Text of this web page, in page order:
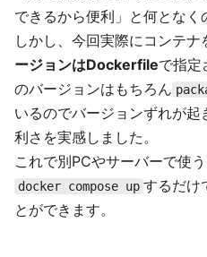
できるから便利」と何となく
しかし、今回実際にコンテナ
ージョンはDockerfileで指定
のバージョンはもちろん
いるのでバージョンずれが
利さを実感しました。
これで別PCやサーバーで使
docker compose up するだけ
とができます。